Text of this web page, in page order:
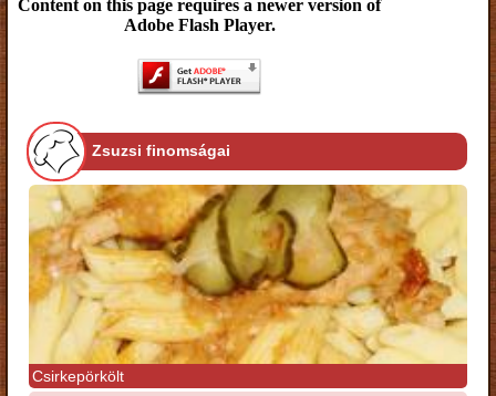
Content on this page requires a newer version of
Adobe Flash Player.
Zsuzsi finomságai
Csirkepörkölt